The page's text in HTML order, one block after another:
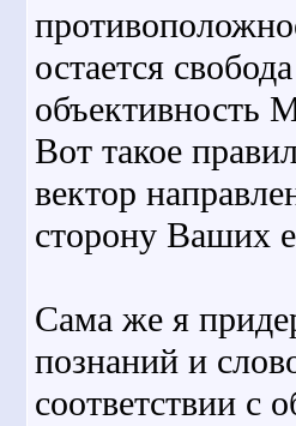
остается
объективность
Вот такое
вектор
сторону Ваших
Сама же я
познаний и
соответствии с